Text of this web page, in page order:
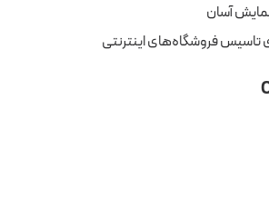
آسان
تاسیس فروشگاه‌های اینترنتی